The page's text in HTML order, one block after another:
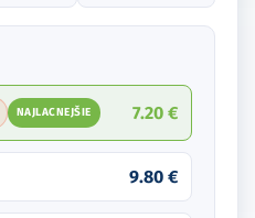
NAJLACNEJŠIE 7.20 €
9.80 €